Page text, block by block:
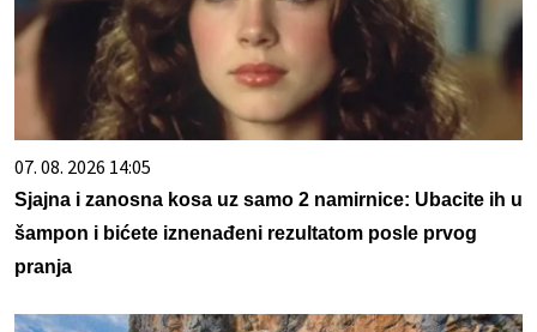
07. 08. 2026 14:05
Sjajna i zanosna kosa uz samo 2 namirnice: Ubacite ih u
šampon i bićete iznenađeni rezultatom posle prvog
pranja